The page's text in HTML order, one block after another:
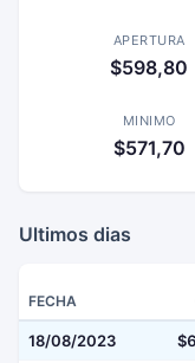
APERTURA
$598,80
MINIMO
$571,70
Ultimos dias
FECHA
18/08/2023